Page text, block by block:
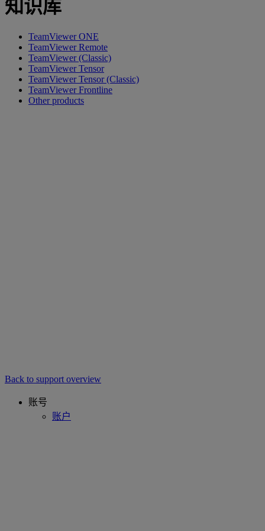
知识库
TeamViewer ONE
TeamViewer Remote
TeamViewer (Classic)
TeamViewer Tensor
TeamViewer Tensor (Classic)
TeamViewer Frontline
Other products
Back to support overview
账号
账户